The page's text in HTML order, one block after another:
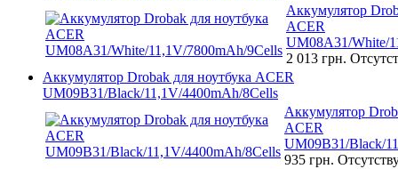
Аккумулятор
ACER
UM08A31/White/
2 013 грн.
Аккумулятор Drobak для ноутбука ACER
UM09B31/Black/11,1V/4400mAh/8Cells
Аккумулятор
ACER
UM09B31/Black/
935 грн.